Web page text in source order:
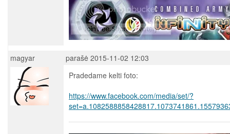
magyar parašė 2015-11-02 12:03
Pradedame kelti foto:
https://www.facebook.com/media/set/?